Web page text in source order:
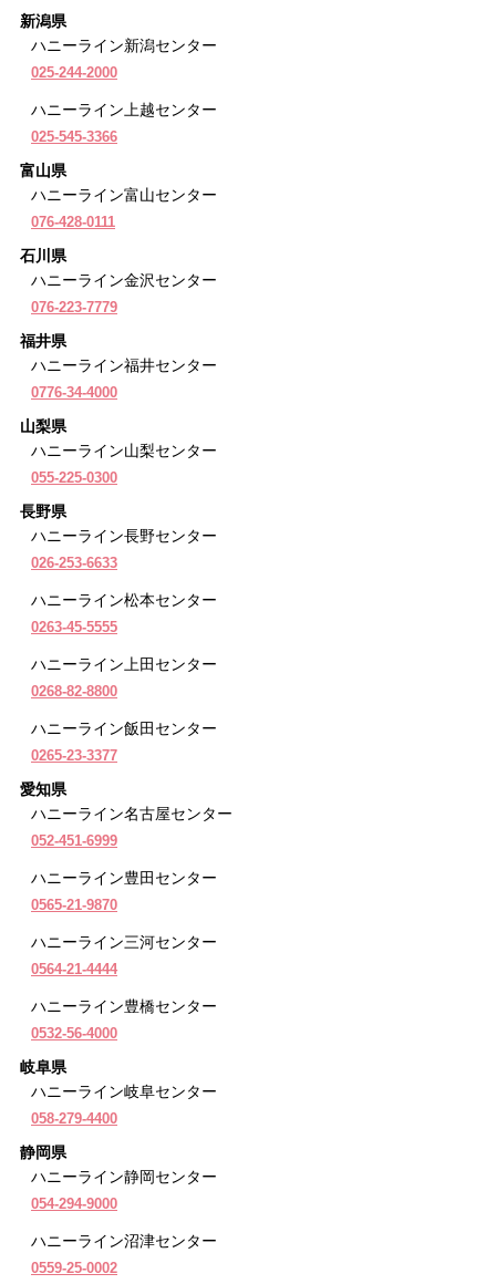
新潟県
ハニーライン新潟センター
025-244-2000
ハニーライン上越センター
025-545-3366
富山県
ハニーライン富山センター
076-428-0111
石川県
ハニーライン金沢センター
076-223-7779
福井県
ハニーライン福井センター
0776-34-4000
山梨県
ハニーライン山梨センター
055-225-0300
長野県
ハニーライン長野センター
026-253-6633
ハニーライン松本センター
0263-45-5555
ハニーライン上田センター
0268-82-8800
ハニーライン飯田センター
0265-23-3377
愛知県
ハニーライン名古屋センター
052-451-6999
ハニーライン豊田センター
0565-21-9870
ハニーライン三河センター
0564-21-4444
ハニーライン豊橋センター
0532-56-4000
岐阜県
ハニーライン岐阜センター
058-279-4400
静岡県
ハニーライン静岡センター
054-294-9000
ハニーライン沼津センター
0559-25-0002